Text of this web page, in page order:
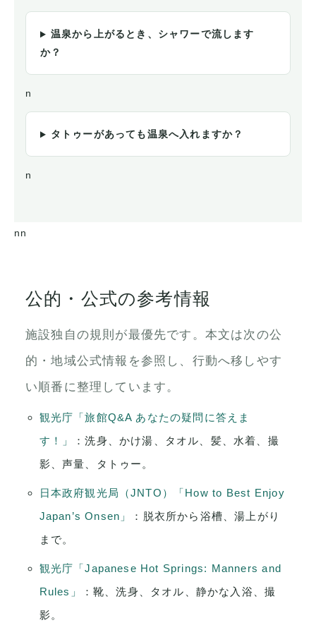
温泉から上がるとき、シャワーで流します
か？
n
タトゥーがあっても温泉へ入れますか？
n
nn
公的・公式の参考情報
施設独自の規則が最優先です。本文は次の公
的・地域公式情報を参照し、行動へ移しやす
い順番に整理しています。
観光庁「旅館Q&A あなたの疑問に答えま
す！」
：洗身、かけ湯、タオル、髪、水着、撮
影、声量、タトゥー。
日本政府観光局（JNTO）「How to Best Enjoy
Japan’s Onsen」
：脱衣所から浴槽、湯上がり
まで。
観光庁「Japanese Hot Springs: Manners and
Rules」
：靴、洗身、タオル、静かな入浴、撮
影。